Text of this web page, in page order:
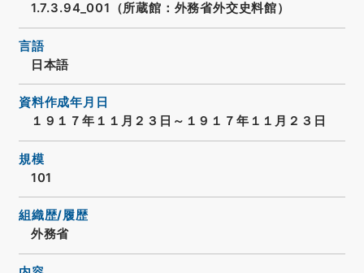
1.7.3.94_001（所蔵館：外務省外交史料館）
言語
日本語
資料作成年月日
１９１７年１１月２３日～１９１７年１１月２３日
規模
101
組織歴/履歴
外務省